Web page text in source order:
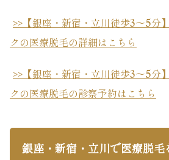
>>【銀座・新宿・立川徒歩3～5分
クの医療脱毛の詳細はこちら
>>【銀座・新宿・立川徒歩3～5分
クの医療脱毛の診察予約はこちら
銀座・新宿・立川で医療脱毛